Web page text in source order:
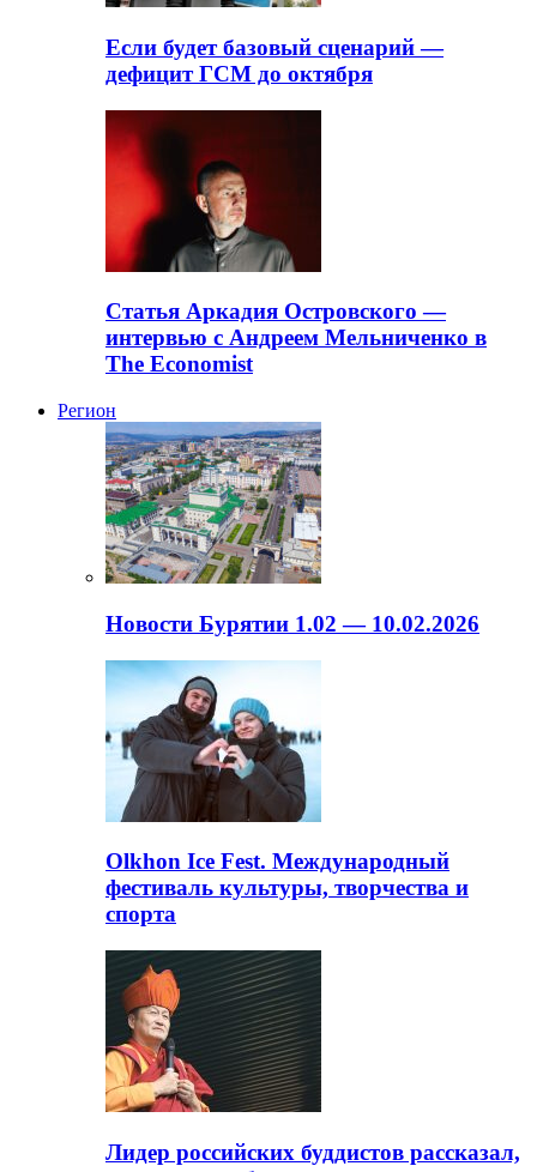
Если будет базовый сценарий —
дефицит ГСМ до октября
Статья Аркадия Островского —
интервью с Андреем Мельниченко в
The Economist
Регион
Новости Бурятии 1.02 — 10.02.2026
Olkhon Ice Fest. Международный
фестиваль культуры, творчества и
спорта
Лидер российских буддистов рассказал,